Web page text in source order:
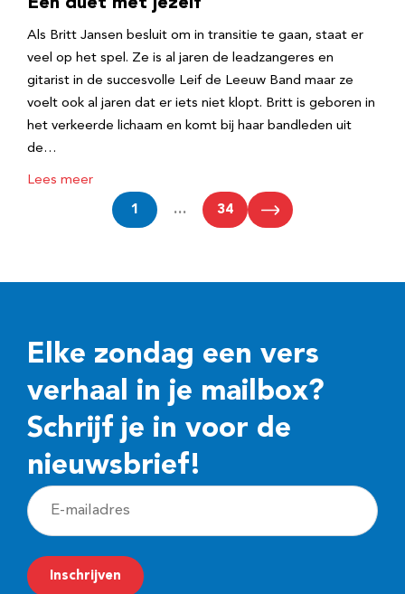
Een duet met jezelf
Als Britt Jansen besluit om in transitie te gaan, staat er
veel op het spel. Ze is al jaren de leadzangeres en
gitarist in de succesvolle Leif de Leeuw Band maar ze
voelt ook al jaren dat er iets niet klopt. Britt is geboren in
het verkeerde lichaam en komt bij haar bandleden uit
de…
Lees meer
1 … 34
Elke zondag een vers
verhaal in je mailbox?
Schrijf je in voor de
nieuwsbrief!
E
-
m
a
Inschrijven